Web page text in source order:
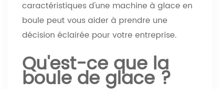
caractéristiques d'une machine à glace en
boule peut vous aider à prendre une
décision éclairée pour votre entreprise.
Qu'est-ce que la
boule de glace ?